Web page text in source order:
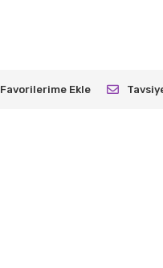
Favorilerime Ekle